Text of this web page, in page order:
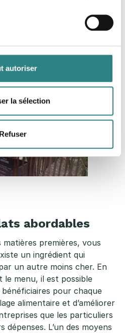
autoriser
la sélection
Refuser
le mieux ? Quels sont les
les plus élevées ? À
abordables
premières, vous
un ingrédient qui
un autre moins cher. En
menu, il est possible
bénéficiaires pour chaque
alimentaire et d’améliorer
que les particuliers
L’un des moyens